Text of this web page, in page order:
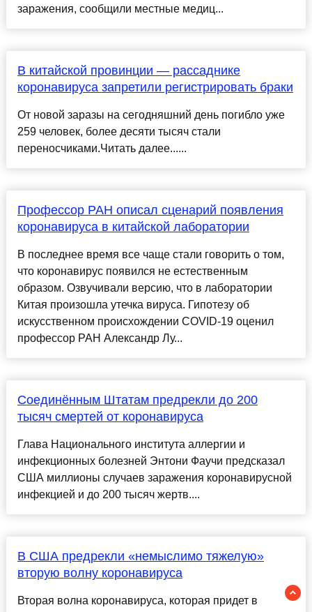
заражения, сообщили местные медиц...
В китайской провинции — рассаднике
коронавируса запретили регистрировать браки
От новой заразы на сегодняшний день погибло уже
259 человек, более десяти тысяч стали
переносчиками.Читать далее......
Профессор РАН описал сценарий появления
коронавируса в китайской лаборатории
В последнее время все чаще стали говорить о том,
что коронавирус появился не естественным
образом. Озвучивали версию, что в лаборатории
Китая произошла утечка вируса. Гипотезу об
искусственном происхождении COVID-19 оценил
профессор РАН Александр Лу...
Соединённым Штатам предрекли до 200
тысяч смертей от коронавируса
Глава Национального института аллергии и
инфекционных болезней Энтони Фаучи предсказал
США миллионы случаев заражения коронавирусной
инфекцией и до 200 тысяч жертв....
В США предрекли «немыслимо тяжелую»
вторую волну коронавируса
Вторая волна коронавируса, которая придет в